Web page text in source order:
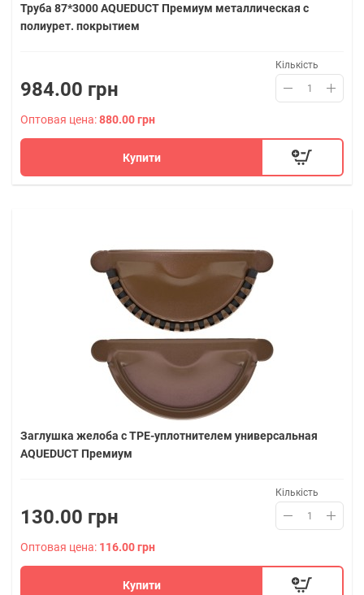
Труба 87*3000 AQUEDUCT Премиум металлическая с
полиурет. покрытием
984.00 грн
Кількість
Оптовая цена:880.00 грн
Купити
Заглушка желоба с ТРЕ-уплотнителем универсальная
AQUEDUCT Премиум
130.00 грн
Кількість
Оптовая цена: 116.00 грн
Купити